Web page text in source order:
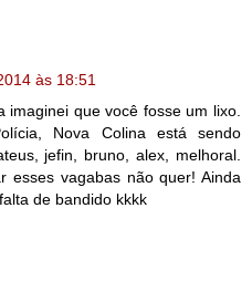
às 18:51
imaginei que você fosse um lixo.
Nova Colina está sendo
jefin, bruno, alex, melhoral.
esses vagabas não quer! Ainda
de bandido kkkk